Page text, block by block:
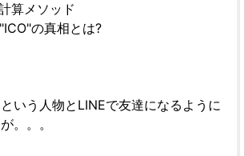
算メソッド
の真相とは?
いう人物とLINEで友達になるように
。。。